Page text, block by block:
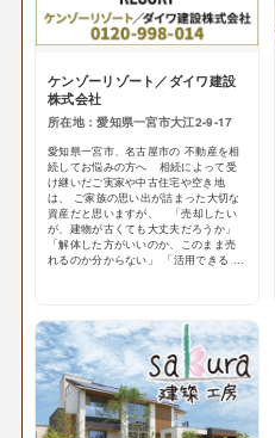
ケンゾーリゾート／ダイワ建設
株式会社
所在地：愛知県一宮市大江2-9-17
愛知県一宮市、名古屋市の 不動産を相
続してお悩みの方へ 相続によって受
け継いだご実家や中古住宅や空き地
は、 ご家族の思い出が詰まった大切な
資産だと思いますが、 「売却したい
が、建物が古くても大丈夫だろうか」
「解体した方がいいのか、このまま売
れるのか分からない」 「活用できる ...